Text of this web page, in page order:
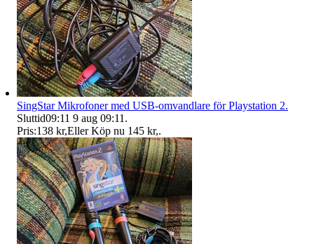
SingStar Mikrofoner med USB-omvandlare för Playstation 2.
Sluttid09:11 9 aug 09:11 .
Pris:138 kr,Eller Köp nu 145 kr,.